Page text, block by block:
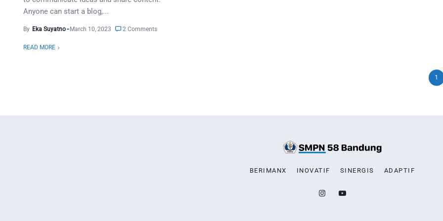
Anyone can start a blog,...
By Eka Suyatno March 10, 2023 2 Comments
READ MORE
1
BERIMANX INOVATIF SINERGIS ADAPTIF